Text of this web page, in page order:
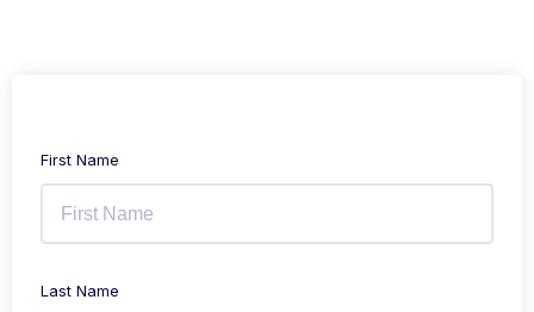
First Name
Last Name